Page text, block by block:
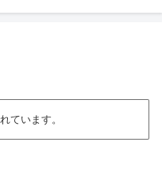
ています。